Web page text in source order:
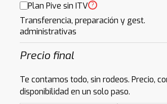
Plan Pive sin ITV ?
Transferencia, preparación y gest.
administrativas
Precio final
Te contamos todo, sin rodeos. Precio,
disponibilidad en un solo paso.